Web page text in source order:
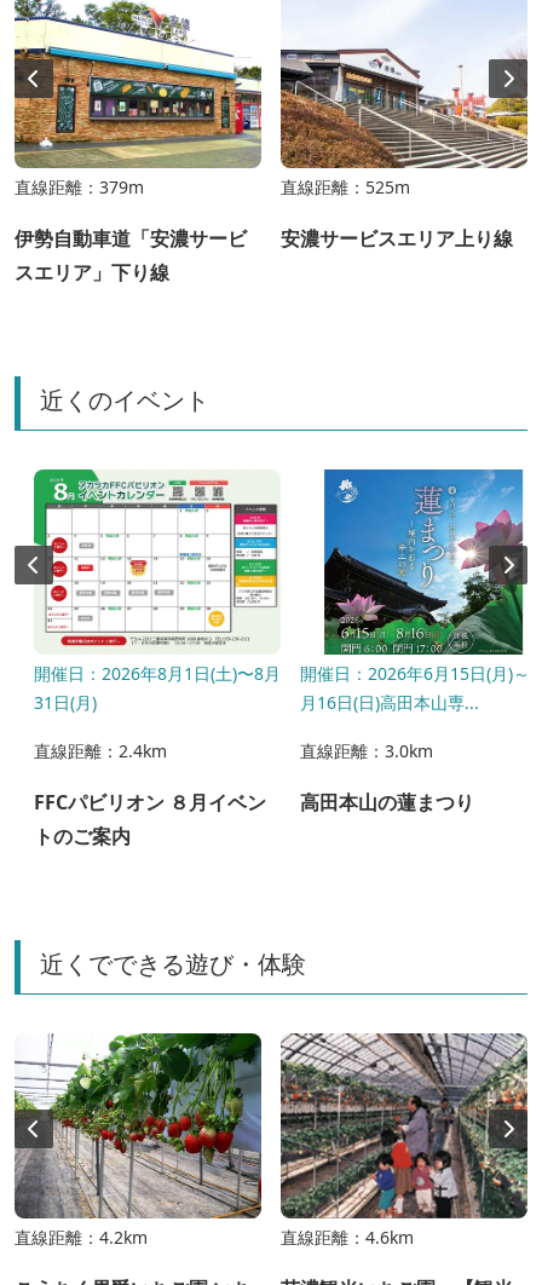
直線距離：379m
伊勢自動車道「安濃サービ
スエリア」下り線
直線距離：525m
安濃サービスエリア上り線
近くのイベント
開催日：2026年8月1日(土)〜8月
31日(月)
直線距離：2.4km
FFCパビリオン ８月イベン
トのご案内
開催日：2026年6月15日(月)～8
月16日(日)高田本山専...
直線距離：3.0km
高田本山の蓮まつり
近くでできる遊び・体験
直線距離：4.2km 直線距離：4.6km